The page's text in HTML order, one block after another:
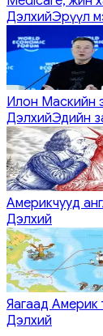
ДэлхийЭрүүл
Илон Маскийн
ДэлхийЭдийн
Америкчууд
Дэлхий
Яагаад Америк
Дэлхий